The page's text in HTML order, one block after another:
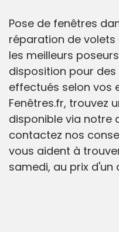
Pose de fenêtres
réparation de volets
les meilleurs
disposition pour
effectués selon vos
Fenêtres.fr, trouvez
disponible via notre
contactez nos
vous aident à
samedi, au prix d'un